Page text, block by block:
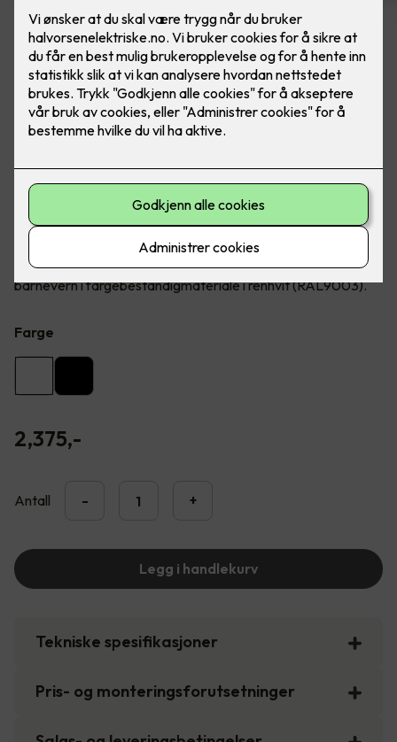
Dobbel stikkontakt m/ USB-C
lader
Ferdig montert - ELKO One Dobbelstikk 2x USB
En ferdig montert, dobbel jordet stikkontakt, med 2x USB C
av fargebestandig materiale. Sammen med stikkontaktene
vil du kunne lade elektroniske apparater opp til 25W i begge
C-uttakene. Stikkontakten er innfelt med hel dekkplate og
barnevern i fargebestandigmateriale i renhvit (RAL9003).
Farge
2,375,-
Antall - +
Legg i handlekurv
Tekniske spesifikasjoner
Pris- og monteringsforutsetninger